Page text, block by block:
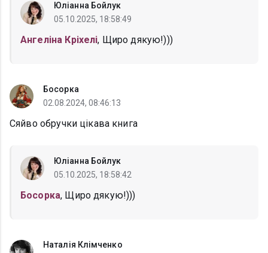
Юліанна Бойлук
05.10.2025, 18:58:49
Ангеліна Кріхелі, Щиро дякую!)))
Босорка
02.08.2024, 08:46:13
Сяйво обручки цікава книга
Юліанна Бойлук
05.10.2025, 18:58:42
Босорка, Щиро дякую!)))
Наталія Клімченко